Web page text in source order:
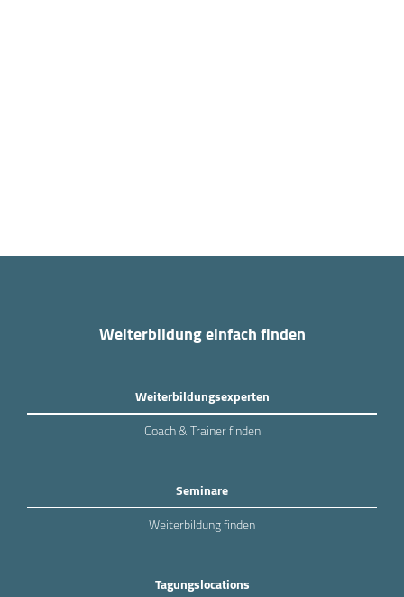
Weiterbildung einfach finden
Weiterbildungsexperten
Coach & Trainer finden
Seminare
Weiterbildung finden
Tagungslocations